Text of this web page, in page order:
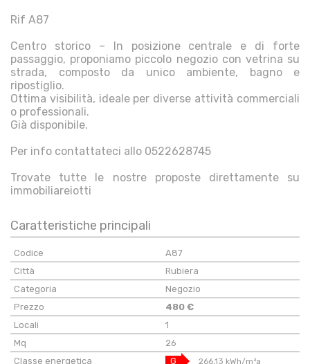
Rif A87
Centro storico – In posizione centrale e di forte
passaggio, proponiamo piccolo negozio con vetrina su
strada, composto da unico ambiente, bagno e
ripostiglio.
Ottima visibilità, ideale per diverse attività commerciali
o professionali.
Già disponibile.
Per info contattateci allo 0522628745
Trovate tutte le nostre proposte direttamente su
immobiliareiotti
Caratteristiche principali
Codice
A87
Città
Rubiera
Categoria
Negozio
Prezzo
480 €
Locali
1
Mq
26
Classe energetica
G 266,13 kWh/m²a